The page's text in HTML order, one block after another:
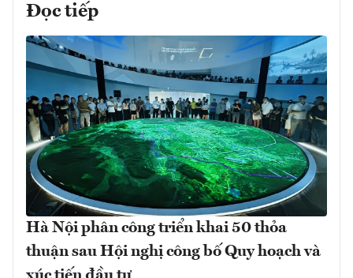
Đọc tiếp
Hà Nội phân công triển khai 50 thỏa
thuận sau Hội nghị công bố Quy hoạch và